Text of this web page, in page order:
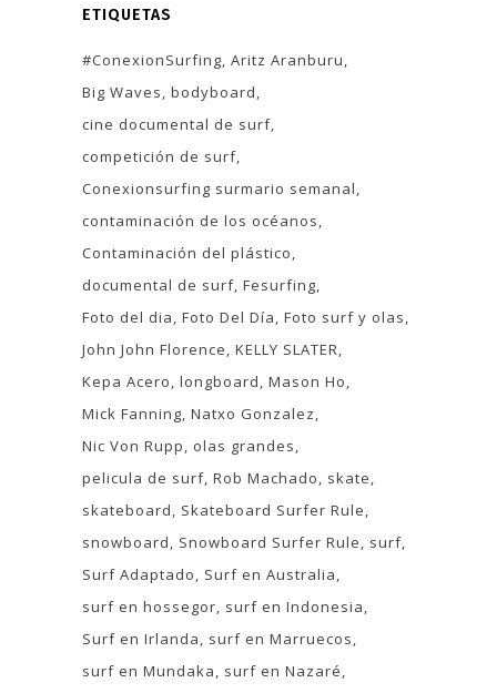
ETIQUETAS
#ConexionSurfing Aritz Aranburu
Big Waves bodyboard
cine documental de surf
competición de surf
Conexionsurfing surmario semanal
contaminación de los océanos
Contaminación del plástico
documental de surf Fesurfing
Foto del dia Foto Del Día Foto surf y olas
John John Florence KELLY SLATER
Kepa Acero longboard Mason Ho
Mick Fanning Natxo Gonzalez
Nic Von Rupp
olas grandes
pelicula de surf Rob Machado
skate
skateboard
Skateboard Surfer Rule
snowboard
Snowboard Surfer Rule
surf
Surf Adaptado
Surf en Australia
surf en hossegor surf en Indonesia
Surf en Irlanda
surf en Marruecos
surf en Mundaka
surf en Nazaré